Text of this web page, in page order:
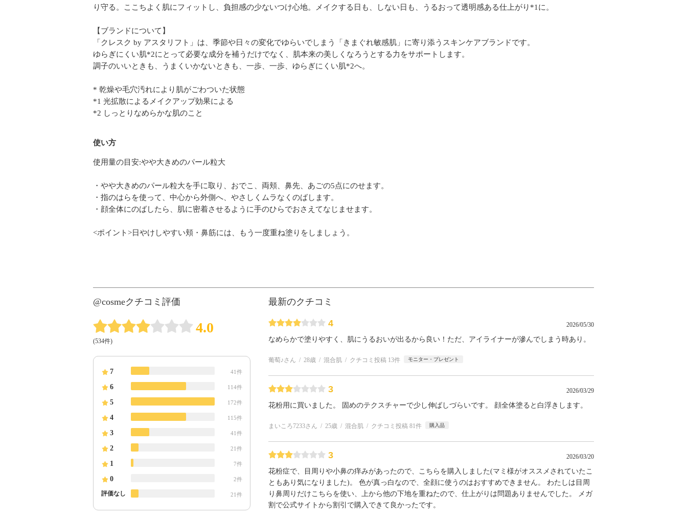
り守る。ここちよく肌にフィットし、負担感の少ないつけ心地。メイクする日も、しない日も、うるおって透明感ある仕上がり*1に。
【ブランドについて】
「クレスク by アスタリフト」は、季節や日々の変化でゆらいでしまう「きまぐれ敏感肌」に寄り添うスキンケアブランドです。
ゆらぎにくい肌*2にとって必要な成分を補うだけでなく、肌本来の美しくなろうとする力をサポートします。
調子のいいときも、うまくいかないときも、一歩、一歩、ゆらぎにくい肌*2へ。
* 乾燥や毛穴汚れにより肌がごわついた状態
*1 光拡散によるメイクアップ効果による
*2 しっとりなめらかな肌のこと
使い方
使用量の目安:やや大きめのパール粒大
・やや大きめのパール粒大を手に取り、おでこ、両頬、鼻先、あごの5点にのせます。
・指のはらを使って、中心から外側へ、やさしくムラなくのばします。
・顔全体にのばしたら、肌に密着させるように手のひらでおさえてなじませます。
<ポイント>日やけしやすい頬・鼻筋には、もう一度重ね塗りをしましょう。
@cosmeクチコミ評価
4.0
(534件)
7 41件
6 114件
5 172件
4 115件
3 41件
2 21件
1 7件
0 2件
評価なし 21件
最新のクチコミ
4 2026/05/30
なめらかで塗りやすく、肌にうるおいが出るから良い！ただ、アイライナーが滲んでしまう時あり。
葡萄♪さん 28歳 混合肌 クチコミ投稿 13件 モニター・プレゼント
3 2026/03/29
花粉用に買いました。 固めのテクスチャーで少し伸ばしづらいです。 顔全体塗ると白浮きします。
まいころ7233さん 25歳 混合肌 クチコミ投稿 81件 購入品
3 2026/03/20
花粉症で、目周りや小鼻の痒みがあったので、こちらを購入しました(マミ様がオススメされていたこ
ともあり気になりました)。 色が真っ白なので、全顔に使うのはおすすめできません。 わたしは目周
り鼻周りだけこちらを使い、上から他の下地を重ねたので、仕上がりは問題ありませんでした。 メガ
割で公式サイトから割引で購入できて良かったです。